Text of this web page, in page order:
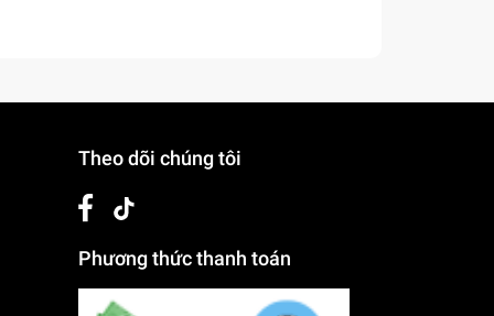
Theo dõi chúng tôi
Phương thức thanh toán